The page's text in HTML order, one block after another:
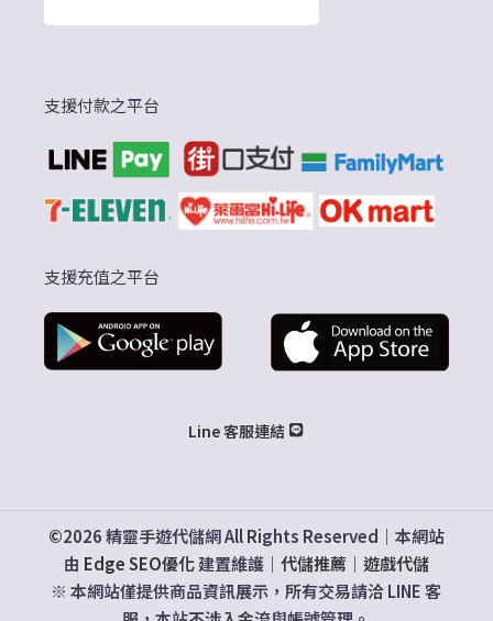
支援付款之平台
支援充值之平台
Line 客服連結
©2026 精靈手遊代儲網 All Rights Reserved｜本網站
由 Edge SEO優化建置維護｜ 代儲推薦｜ 遊戲代儲
※ 本網站僅提供商品資訊展示，所有交易請洽 LINE 客